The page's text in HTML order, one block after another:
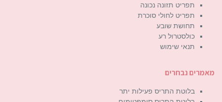
תפריט תזונה נכונה
תפריט לחולי סוכרת
תחושת שובע
כולסטרול רע
תנאי שימוש
מאמרים נבחרים
בלוטת התריס פעילות יתר